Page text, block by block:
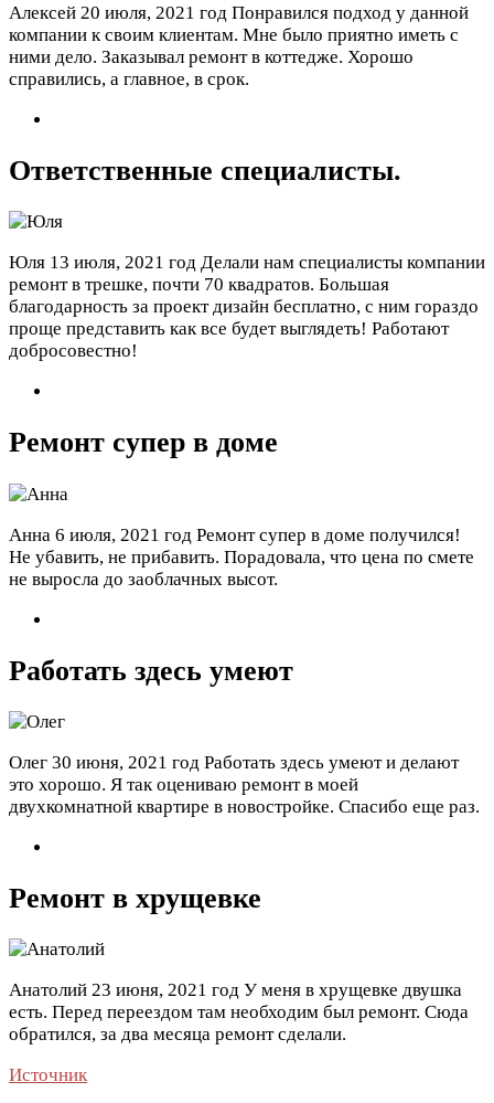
Алексей 20 июля, 2021 год Понравился подход у данной
компании к своим клиентам. Мне было приятно иметь с
ними дело. Заказывал ремонт в коттедже. Хорошо
справились, а главное, в срок.
Ответственные специалисты.
Юля 13 июля, 2021 год Делали нам специалисты компании
ремонт в трешке, почти 70 квадратов. Большая
благодарность за проект дизайн бесплатно, с ним гораздо
проще представить как все будет выглядеть! Работают
добросовестно!
Ремонт супер в доме
Анна 6 июля, 2021 год Ремонт супер в доме получился!
Не убавить, не прибавить. Порадовала, что цена по смете
не выросла до заоблачных высот.
Работать здесь умеют
Олег 30 июня, 2021 год Работать здесь умеют и делают
это хорошо. Я так оцениваю ремонт в моей
двухкомнатной квартире в новостройке. Спасибо еще раз.
Ремонт в хрущевке
Анатолий 23 июня, 2021 год У меня в хрущевке двушка
есть. Перед переездом там необходим был ремонт. Сюда
обратился, за два месяца ремонт сделали.
Источник